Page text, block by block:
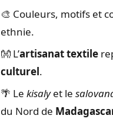
🎨 Couleurs, motifs et
ethnie.
👐 L’artisanat textile
culturel.
🌴 Le kisalyet le
du Nord de